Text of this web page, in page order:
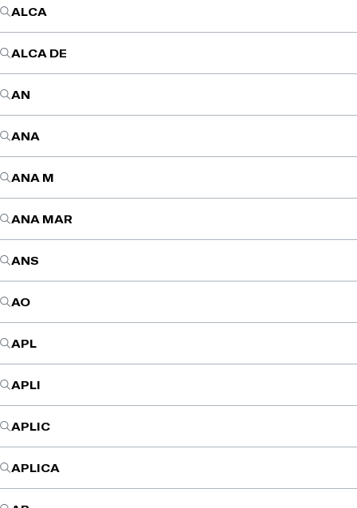
ALCA
ALCA DE
AN
ANA
ANA M
ANA MAR
ANS
AO
APL
APLI
APLIC
APLICA